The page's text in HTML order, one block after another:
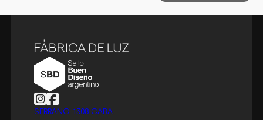
Follow us on Instagram
Follow us on Facebook
SERRANO 1308 CABA